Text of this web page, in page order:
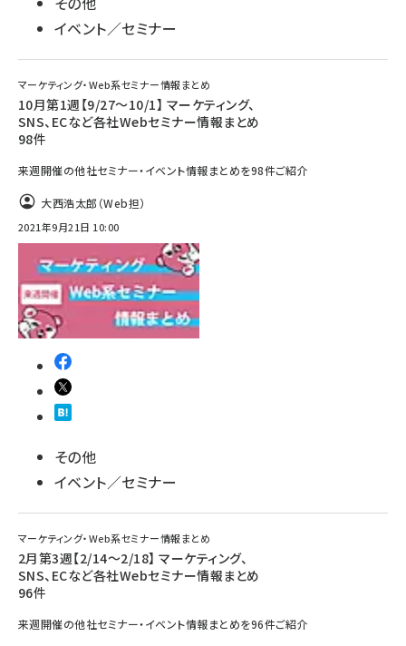
イベント／セミナー
マーケティング・Web系セミナー情報まとめ
10月第1週【9/27～10/1】 マーケティング、
SNS、ECなど各社Webセミナー情報まとめ
98件
来週開催の他社セミナー・イベント情報まとめを98件ご紹介
大西浩太郎（Web担）
2021年9月21日 10:00
その他
イベント／セミナー
マーケティング・Web系セミナー情報まとめ
2月第3週【2/14～2/18】 マーケティング、
SNS、ECなど各社Webセミナー情報まとめ
96件
来週開催の他社セミナー・イベント情報まとめを96件ご紹介